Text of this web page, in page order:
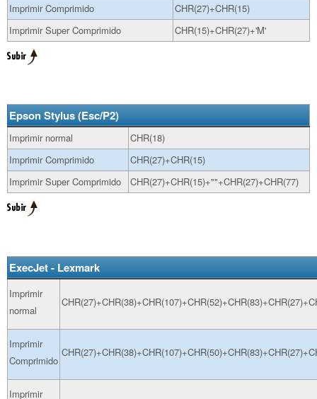
Imprimir Comprimido
CHR(27)+CHR(15)
Imprimir Super Comprimido
CHR(15)+CHR(27)+'M'
Epson Stylus (Esc/P2)
Imprimir normal
CHR(18)
Imprimir Comprimido
CHR(27)+CHR(15)
Imprimir Super Comprimido
CHR(27)+CHR(15)+""+CHR(27)+CHR(77)
ExecJet - Lexmark
Imprimir
normal
Imprimir
Comprimido
Imprimir